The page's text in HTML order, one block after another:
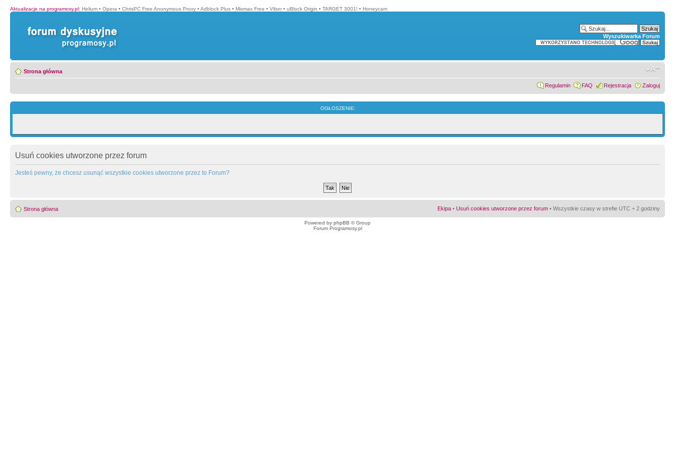
Aktualizacje na programosy.pl: Helium • Opera • ChrisPC Free Anonymous Proxy • Adblock Plus • Mixmax Free • Viber • uBlock Origin • TARGET 3001! • Honeycam
Wyszukiwarka Forum
Strona główna
Regulamin FAQ Rejestracja Zaloguj
OGŁOSZENIE:
Usuń cookies utworzone przez forum
Jesteś pewny, że chcesz usunąć wszystkie cookies utworzone przez to Forum?
Strona główna Ekipa • Usuń cookies utworzone przez forum • Wszystkie czasy w strefie UTC + 2 godziny
Powered by phpBB © Group
Forum Programosy.pl